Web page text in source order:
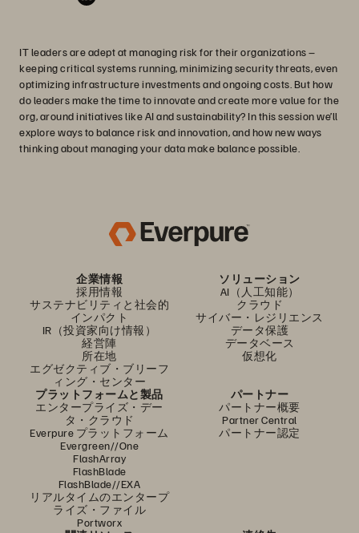
IT leaders are adept at managing risk for their organizations –
keeping critical systems running, minimizing security threats, even
optimizing infrastructure investments and ongoing costs. But how
do leaders make the time to innovate and create more value for the
org, around initiatives like AI and sustainability? In this session we’ll
explore ways to balance risk and innovation, and how new ways
thinking about managing your data make balance possible.
企業情報
採用情報
サステナビリティと社会的
インパクト
IR（投資家向け情報）
経営陣
所在地
エグゼクティブ・ブリーフ
ィング・センター
ソリューション
AI（人工知能）
クラウド
サイバー・レジリエンス
データ保護
データベース
仮想化
プラットフォームと製品
エンタープライズ・デー
タ・クラウド
Everpure プラットフォーム
Evergreen//One
FlashArray
FlashBlade
FlashBlade//EXA
リアルタイムのエンタープ
ライズ・ファイル
Portworx
パートナー
パートナー概要
Partner Central
パートナー認定